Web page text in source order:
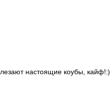
настоящие коубы, кайф!:)